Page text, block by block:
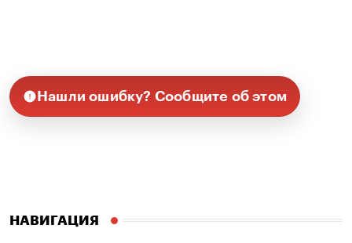
Нашли ошибку? Сообщите об этом
НАВИГАЦИЯ